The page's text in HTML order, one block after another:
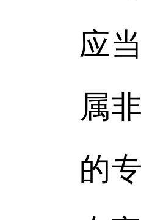
应
属
的